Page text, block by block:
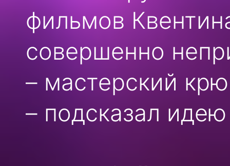
фильмов
совершенно
– мастерский
– подсказал